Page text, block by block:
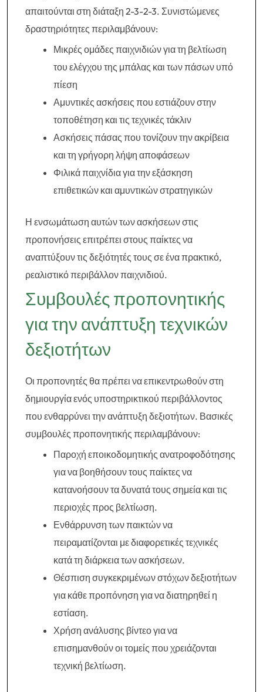
απαιτούνται στη διάταξη 2-3-2-3. Συνιστώμενες
δραστηριότητες περιλαμβάνουν:
Μικρές ομάδες παιχνιδιών για τη βελτίωση
του ελέγχου της μπάλας και των πάσων υπό
πίεση
Αμυντικές ασκήσεις που εστιάζουν στην
τοποθέτηση και τις τεχνικές τάκλιν
Ασκήσεις πάσας που τονίζουν την ακρίβεια
και τη γρήγορη λήψη αποφάσεων
Φιλικά παιχνίδια για την εξάσκηση
επιθετικών και αμυντικών στρατηγικών
Η ενσωμάτωση αυτών των ασκήσεων στις
προπονήσεις επιτρέπει στους παίκτες να
αναπτύξουν τις δεξιότητές τους σε ένα πρακτικό,
ρεαλιστικό περιβάλλον παιχνιδιού.
Συμβουλές προπονητικής
για την ανάπτυξη τεχνικών
δεξιοτήτων
Οι προπονητές θα πρέπει να επικεντρωθούν στη
δημιουργία ενός υποστηρικτικού περιβάλλοντος
που ενθαρρύνει την ανάπτυξη δεξιοτήτων. Βασικές
συμβουλές προπονητικής περιλαμβάνουν:
Παροχή εποικοδομητικής ανατροφοδότησης
για να βοηθήσουν τους παίκτες να
κατανοήσουν τα δυνατά τους σημεία και τις
περιοχές προς βελτίωση.
Ενθάρρυνση των παικτών να
πειραματίζονται με διαφορετικές τεχνικές
κατά τη διάρκεια των ασκήσεων.
Θέσπιση συγκεκριμένων στόχων δεξιοτήτων
για κάθε προπόνηση για να διατηρηθεί η
εστίαση.
Χρήση ανάλυσης βίντεο για να
επισημανθούν οι τομείς που χρειάζονται
τεχνική βελτίωση.